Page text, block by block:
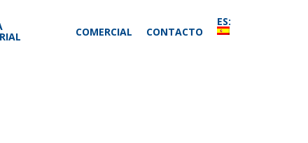
COMERCIAL CONTACTO
ES: